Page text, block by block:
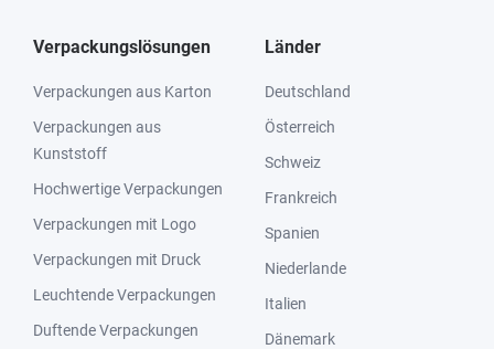
Verpackungslösungen
Verpackungen aus Karton
Verpackungen aus
Kunststoff
Hochwertige Verpackungen
Verpackungen mit Logo
Verpackungen mit Druck
Leuchtende Verpackungen
Duftende Verpackungen
Länder
Deutschland
Österreich
Schweiz
Frankreich
Spanien
Niederlande
Italien
Dänemark